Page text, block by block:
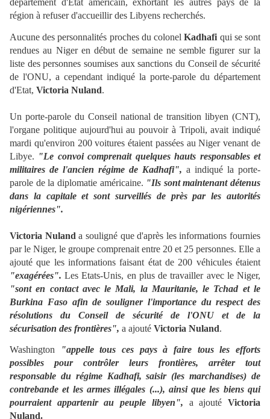
département d'Etat américain, exhortant les autres pays de la
région à refuser d'accueillir des Libyens recherchés.
Aucune des personnalités proches du colonelKadhafi qui se sont
rendues au Niger en début de semaine ne semble figurer sur la
liste des personnes soumises aux sanctions du Conseil de sécurité
de l'ONU, a cependant indiqué la porte-parole du département
d'Etat, Victoria Nuland.
Un porte-parole du Conseil national de transition libyen (CNT),
l'organe politique aujourd'hui au pouvoir à Tripoli, avait indiqué
mardi qu'environ 200 voitures étaient passées au Niger venant de
Libye. "Le convoi comprenait quelques hauts responsables et
militaires de l'ancien régime de Kadhafi", a indiqué la porte-
parole de la diplomatie américaine. "Ils sont maintenant détenus
dans la capitale et sont surveillés de près par les autorités
nigériennes".
Victoria Nuland a souligné que d'après les informations fournies
par le Niger, le groupe comprenait entre 20 et 25 personnes. Elle a
ajouté que les informations faisant état de 200 véhicules étaient
"exagérées". Les Etats-Unis, en plus de travailler avec le Niger,
"sont en contact avec le Mali, la Mauritanie, le Tchad et le
Burkina Faso afin de souligner l'importance du respect des
résolutions du Conseil de sécurité de l'ONU et de la
sécurisation des frontières", a ajouté Victoria Nuland.
Washington
"appelle tous ces pays à faire tous les efforts
possibles pour contrôler leurs frontières, arrêter tout
responsable du régime Kadhafi, saisir (les marchandises) de
contrebande et les armes illégales (...), ainsi que les biens qui
pourraient appartenir au peuple libyen", a ajoutéVictoria
Nuland.